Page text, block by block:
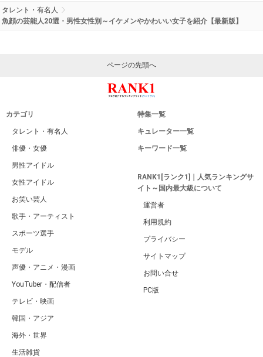
タレント・有名人
魚顔の芸能人20選・男性女性別～イケメンやかわいい女子を紹介【最新版】
ページの先頭へ
カテゴリ
タレント・有名人
俳優・女優
男性アイドル
女性アイドル
お笑い芸人
歌手・アーティスト
スポーツ選手
モデル
声優・アニメ・漫画
YouTuber・配信者
テレビ・映画
韓国・アジア
海外・世界
生活雑貨
特集一覧
キュレーター一覧
キーワード一覧
RANK1[ランク1]｜人気ランキングサ
イト～国内最大級について
運営者
利用規約
プライバシー
サイトマップ
お問い合せ
PC版